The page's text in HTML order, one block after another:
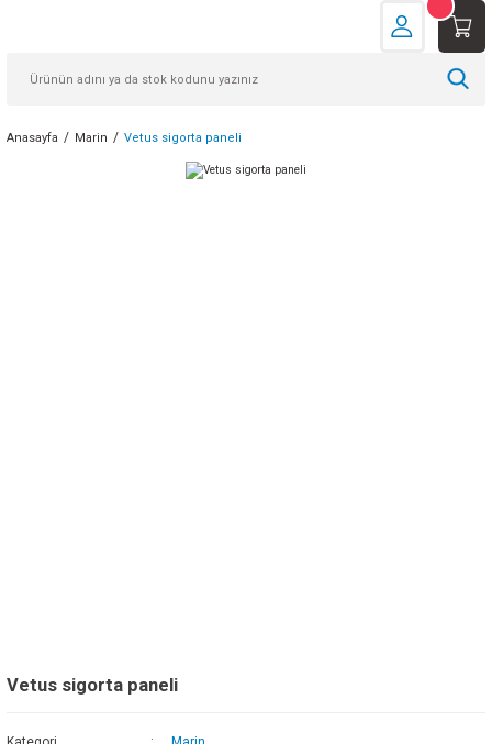
Anasayfa Marin Vetus sigorta paneli
Vetus sigorta paneli